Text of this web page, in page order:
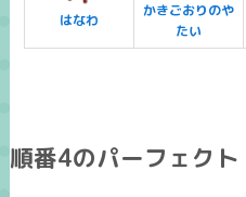
はなわ
かきごおりのや
たい
順番4のパーフェク